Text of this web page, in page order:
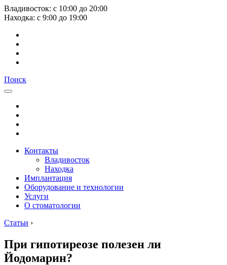
Владивосток: с 10:00 до 20:00
Находка: с 9:00 до 19:00
Поиск
Контакты
Владивосток
Находка
Имплантация
Оборудование и технологии
Услуги
О стоматологии
Статьи ›
При гипотиреозе полезен ли
Йодомарин?